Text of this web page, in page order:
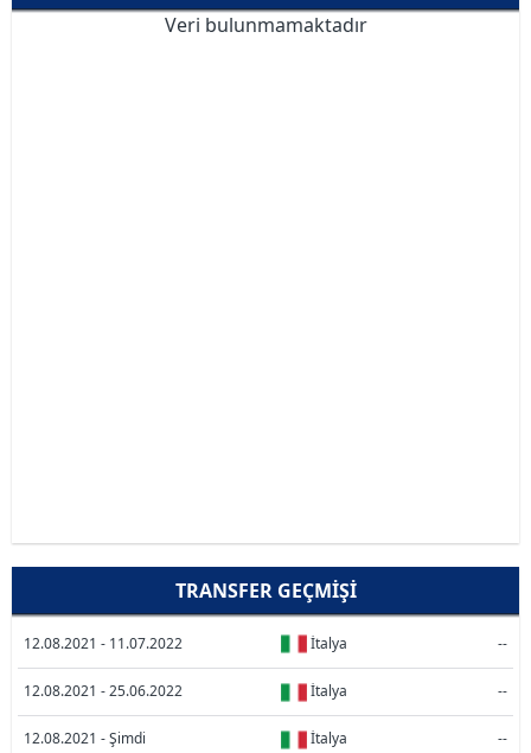
Veri bulunmamaktadır
TRANSFER GEÇMIŞI
12.08.2021 - 11.07.2022 İtalya --
12.08.2021 - 25.06.2022 İtalya --
12.08.2021 - Şimdi İtalya --